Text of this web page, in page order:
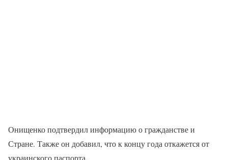
Онищенко подтвердил информацию о гражданстве и
Стране. Также он добавил, что к концу года откажется от
украинского паспорта.